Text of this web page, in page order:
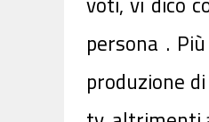
persona .
produzione